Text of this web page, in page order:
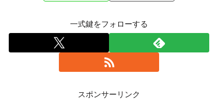
一式鍵をフォローする
スポンサーリンク